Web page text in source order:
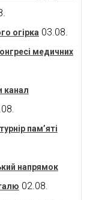
огірка 03.08.
медичних
канал
пам’яті
напрямок
02.08.